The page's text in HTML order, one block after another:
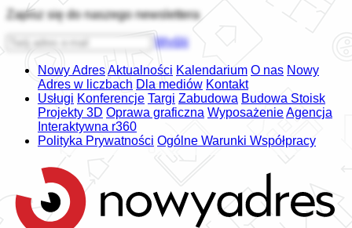
Zapisz się do naszego newslettera
Wyślij
Nowy AdresAktualności Kalendarium O nas Nowy
Adres w liczbach Dla mediów Kontakt
Usługi Konferencje Targi Zabudowa Budowa Stoisk
Projekty 3D Oprawa graficzna WyposażenieAgencja
Interaktywna r360
Polityka Prywatności Ogólne Warunki Współpracy